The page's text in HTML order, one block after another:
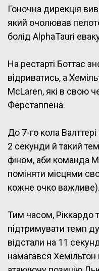
Гоночна дирекція
який очолював
болід AlphaTauri
На рестарті Боттас
відриватись, а
McLaren, які в свою
Ферстаппена.
До 7-го кола
2 секунди й такий
фіном, аби команда
поміняти місцями
кожне очко важливе).
Тим часом, Ріккардо
підтримувати темп
відстали на 11
намагався